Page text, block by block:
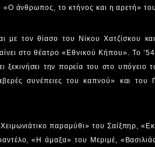
«Ο άνθρωπος, το κτήνος και η αρετή»
με τον θίασο του Νίκου Χατζίσκου
στο θέατρο «Εθνικού Κήπου». Το
ξεκινήσει την πορεία του στο
συνέπειες του καπνού» και
παραμύθι» του Σαίξπηρ,
«Η άμαξα» του Μεριμέ,